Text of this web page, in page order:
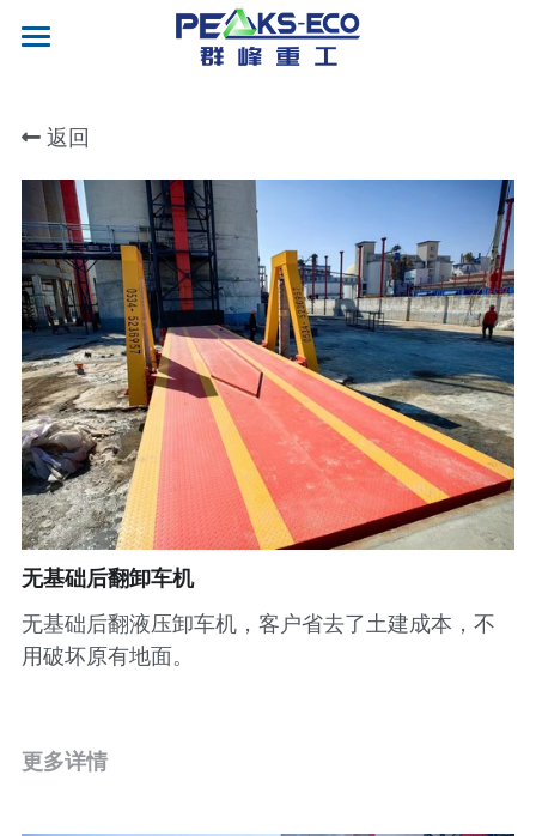
我们
产品
液压翻板卸车机
输送机
移动式输送机
液压升降平台
移动式登车桥
剪叉式升降平台
固定式登车桥
液压打包机
电子衡器
智能清扫车
垃圾中转设备
集装箱装货机
案例&视频
合作企业
安装案例
新闻
联系
EN
返回
无基础后翻卸车机
无基础后翻液压卸车机，客户省去了土建成本，不
用破坏原有地面。
更多详情
博客分类